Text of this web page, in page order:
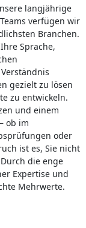
langjährige
verfügen wir
Branchen.
Sprache,
gezielt zu lösen
zu entwickeln.
und einem
ob im
oder
ist es, Sie nicht
die enge
Expertise und
Mehrwerte.